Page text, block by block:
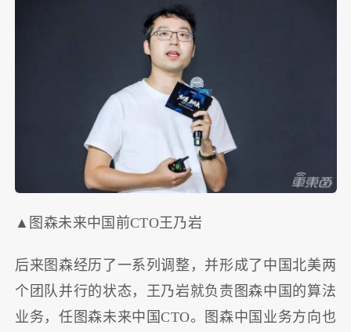
▲图森未来中国前CTO王乃岩
后来图森经历了一系列调整，并形成了中国北美两
个团队并行的状态，王乃岩就负责图森中国的算法
业务，任图森未来中国CTO。图森中国业务方向也